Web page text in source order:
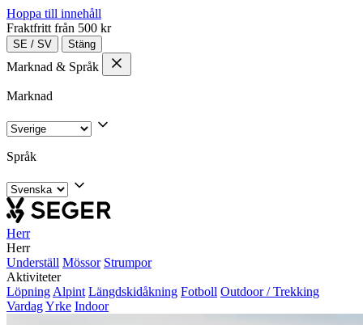
Hoppa till innehåll
Fraktfritt från 500 kr
SE / SV Stäng
Marknad & Språk
Marknad
Språk
Herr
Herr
Underställ Mössor Strumpor
Aktiviteter
Löpning Alpint Längdskidåkning Fotboll Outdoor / Trekking
VardagYrke Indoor